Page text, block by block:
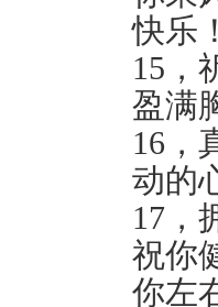
快乐
15，
盈满
16，
动的
17，
祝你
你左